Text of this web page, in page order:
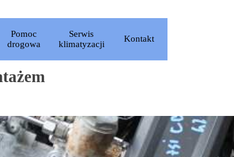
Pomoc
drogowa
Serwis
klimatyzacji
Kontakt